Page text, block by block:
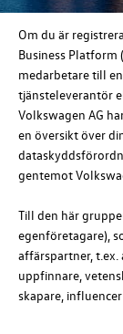
Om du är
Business Platform (
medarbetare till
tjänsteleverantör
Volkswagen AG
en översikt över
gentemot
Till den här
egenföretagare),
affärspartner, t.ex.
uppfinnare,
skapare,